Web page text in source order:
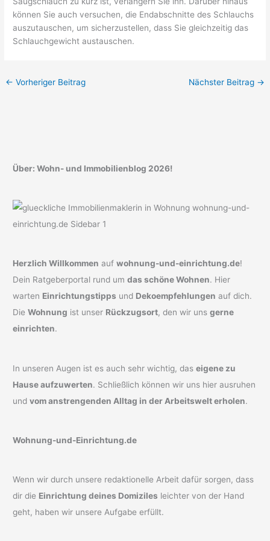
können Sie auch versuchen, die Endabschnitte des Schlauchs
auszutauschen, um sicherzustellen, dass Sie gleichzeitig das
Schlauchgewicht austauschen.
← Vorheriger Beitrag Nächster Beitrag →
Über: Wohn- und Immobilienblog 2026!
Herzlich Willkommen aufwohnung-und-einrichtung.de!
Dein Ratgeberportal rund umdas schöne Wohnen. Hier
warten Einrichtungstipps und Dekoempfehlungen auf dich.
DieWohnung ist unser Rückzugsort, den wir unsgerne
einrichten.
In unseren Augen ist es auch sehr wichtig, daseigene zu
Hause aufzuwerten. Schließlich können wir uns hier ausruhen
undvom anstrengenden Alltag in der Arbeitswelt erholen.
Wohnung-und-Einrichtung.de
Wenn wir durch unsere redaktionelle Arbeit dafür sorgen, dass
dir die Einrichtung deines Domiziles leichter von der Hand
geht, haben wir unsere Aufgabe erfüllt.